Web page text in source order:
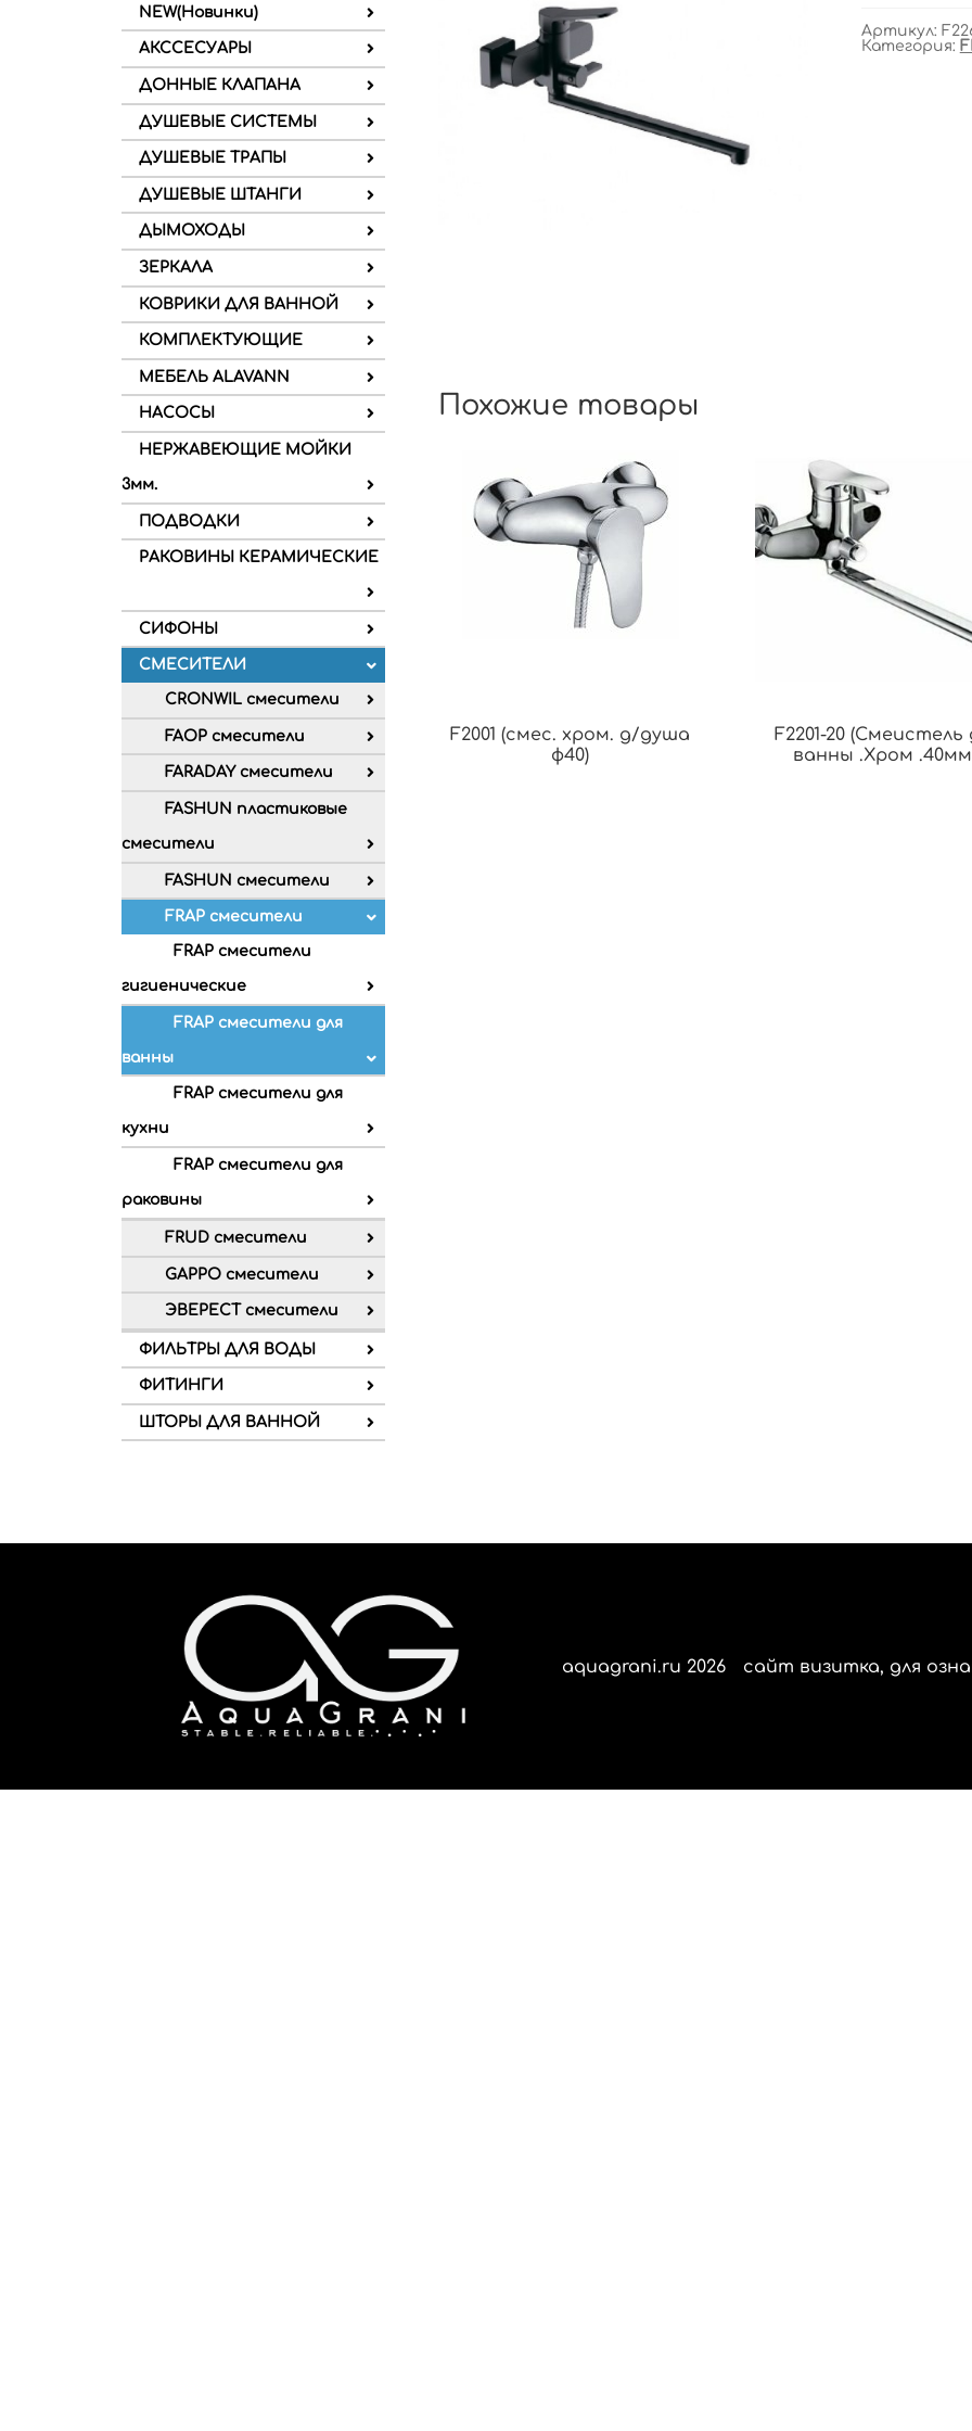
NEW(Новинки)
АКССЕСУАРЫ
ДОННЫЕ КЛАПАНА
ДУШЕВЫЕ СИСТЕМЫ
ДУШЕВЫЕ ТРАПЫ
ДУШЕВЫЕ ШТАНГИ
ДЫМОХОДЫ
ЗЕРКАЛА
КОВРИКИ ДЛЯ ВАННОЙ
КОМПЛЕКТУЮЩИЕ
МЕБЕЛЬ ALAVANN
НАСОСЫ
НЕРЖАВЕЮЩИЕ МОЙКИ
3мм.
ПОДВОДКИ
РАКОВИНЫ КЕРАМИЧЕСКИЕ
СИФОНЫ
СМЕСИТЕЛИ
CRONWIL смесители
FAOP смесители
FARADAY смесители
FASHUN пластиковые
смесители
FASHUN смесители
FRAP смесители
FRAP смесители
гигиенические
FRAP смесители для
ванны
FRAP смесители для
кухни
FRAP смесители для
раковины
FRUD смесители
GAPPO смесители
ЭВЕРЕСТ смесители
ФИЛЬТРЫ ДЛЯ ВОДЫ
ФИТИНГИ
ШТОРЫ ДЛЯ ВАННОЙ
Артикул:
Категория:
Похожие товары
F2001 (смес. хром. д/душа
ф40)
F2201-20 (Смеистель
ванны .Хром
aquagrani.ru 2026 сайт визитка, для